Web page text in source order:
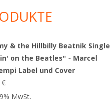
& the Hillbilly Beatnik Single
on the Beatles" - Marcel
Label und Cover
€
MwSt.